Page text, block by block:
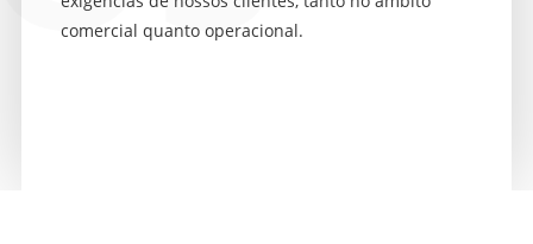
comercial quanto operacional.